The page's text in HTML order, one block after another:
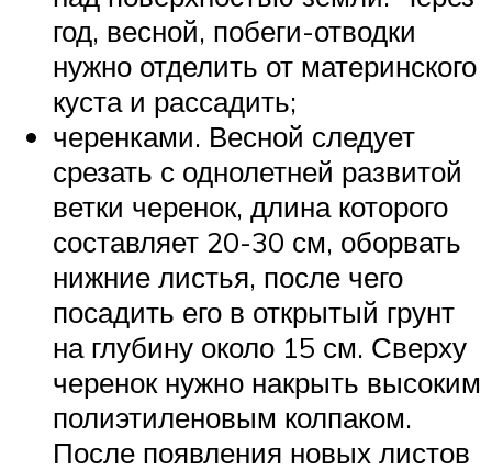
год, весной, побеги-отводки
нужно отделить от материнского
куста и рассадить;
черенками. Весной следует
срезать с однолетней развитой
ветки черенок, длина которого
составляет 20-30 см, оборвать
нижние листья, после чего
посадить его в открытый грунт
на глубину около 15 см. Сверху
черенок нужно накрыть высоким
полиэтиленовым колпаком.
После появления новых листов